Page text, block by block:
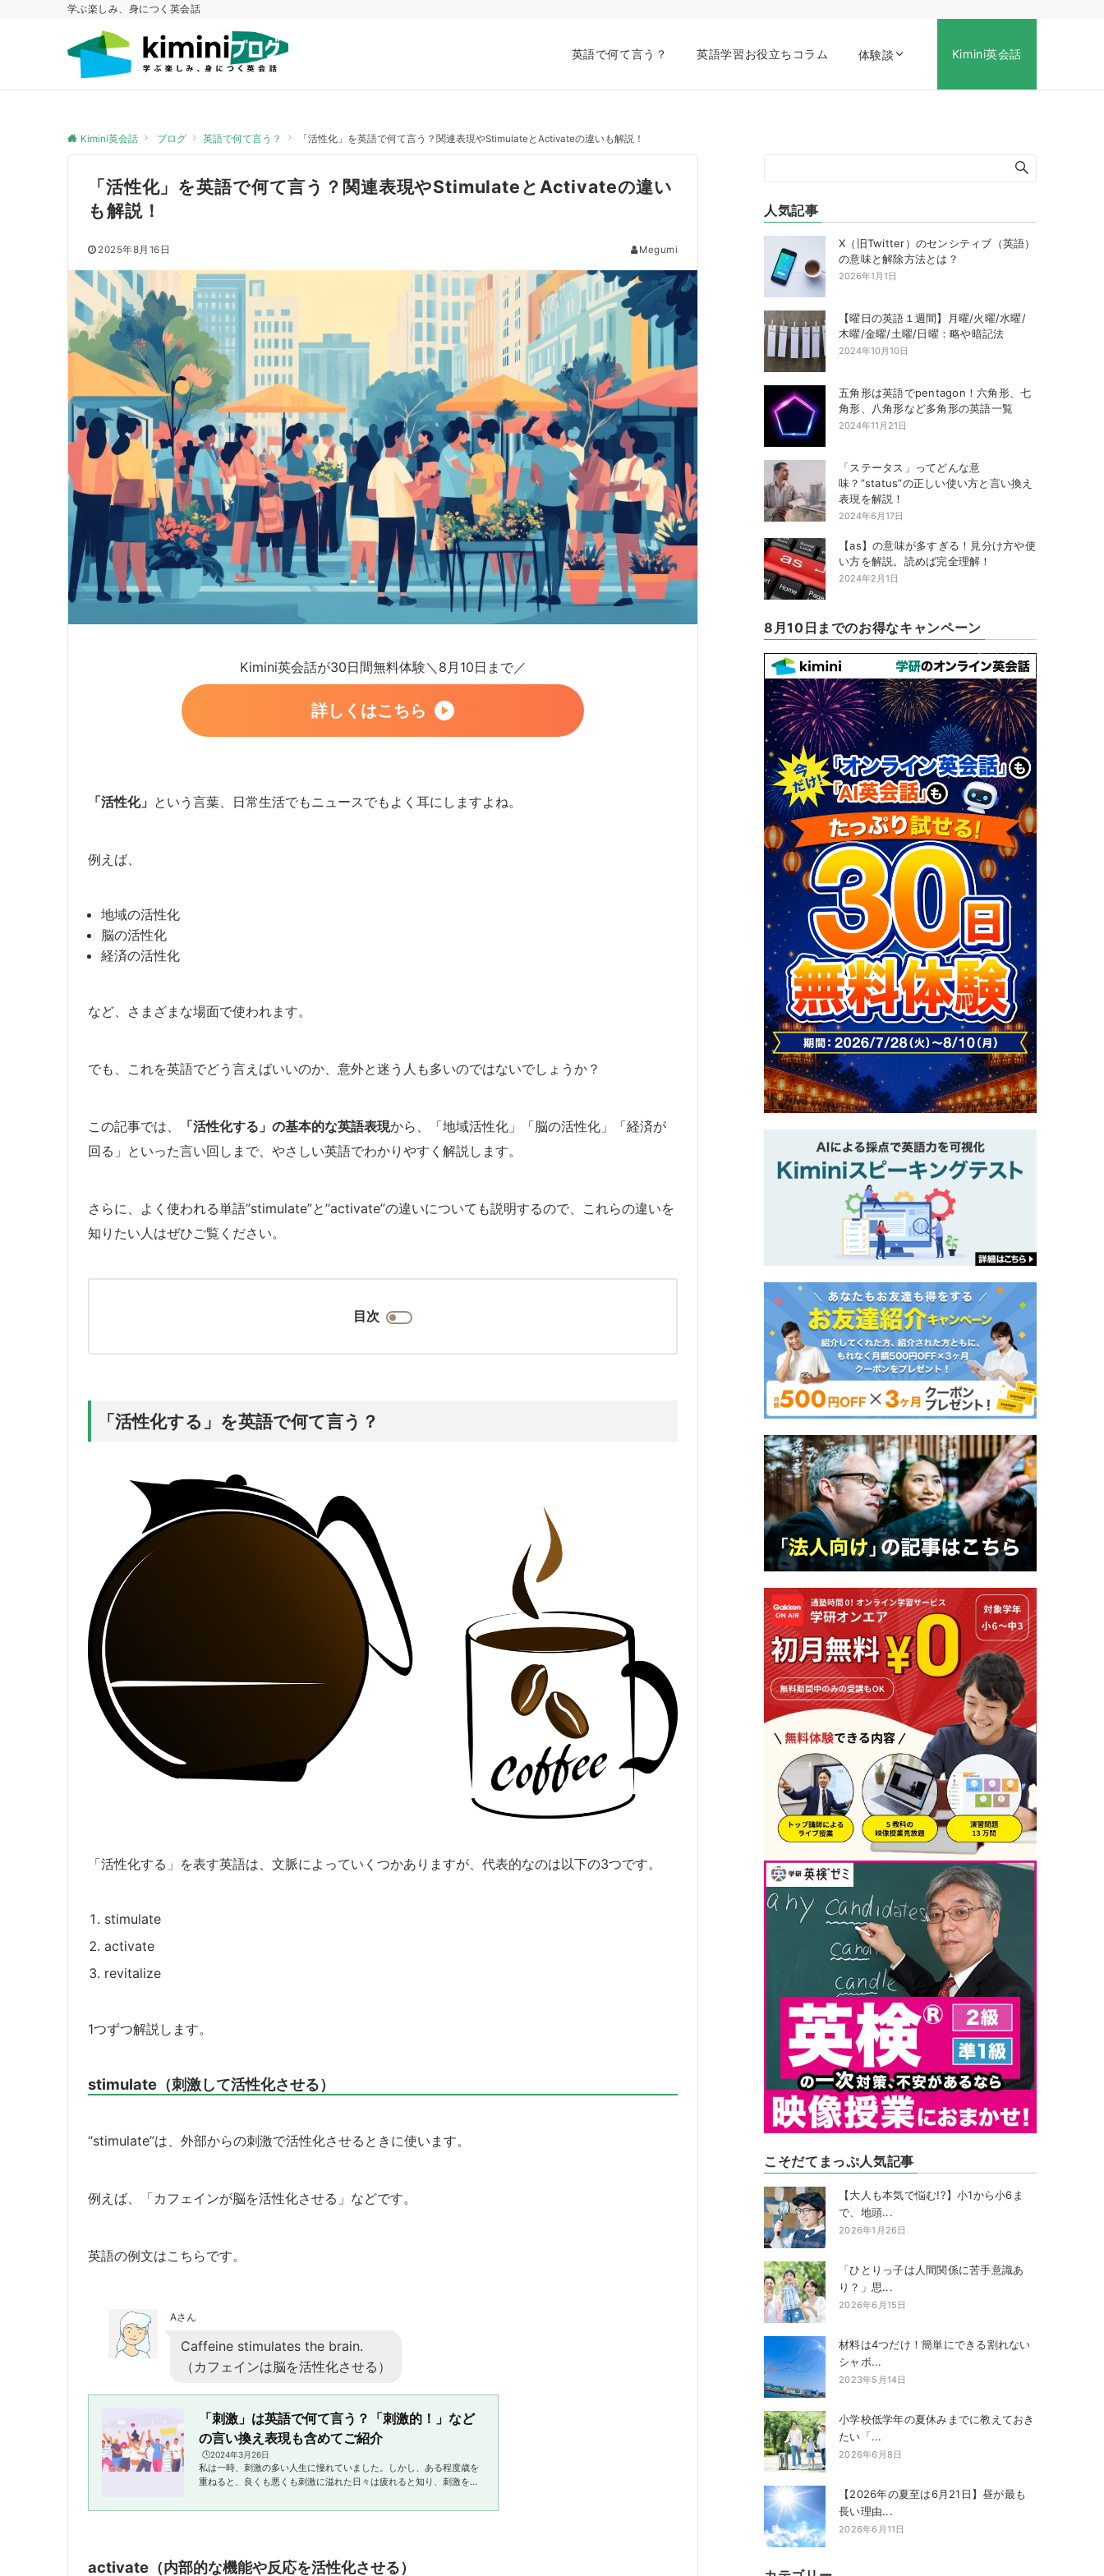
学ぶ楽しみ、身につく英会話
英語で何て言う？ 英語学習お役立ちコラム 体験談 Kimini英会話
Kimini英会話 ブログ 英語で何て言う？ 「活性化」を英語で何て言う？関連表現やStimulateとActivateの違いも解説！
「活性化」を英語で何て言う？関連表現やStimulateとActivateの違い
も解説！
2025年8月16日 Megumi
Kimini英会話が30日間無料体験＼8月10日まで／
詳しくはこちら
「活性化」 という言葉、日常生活でもニュースでもよく耳にしますよね。
例えば、
地域の活性化
脳の活性化
経済の活性化
など、さまざまな場面で使われます。
でも、これを英語でどう言えばいいのか、意外と迷う人も多いのではないでしょうか？
この記事では、 「活性化する」の基本的な英語表現から、「地域活性化」「脳の活性化」「経済が
回る」といった言い回しまで、やさしい英語でわかりやすく解説します。
さらに、よく使われる単語”stimulate”と”activate”の違いについても説明するので、これらの違いを
知りたい人はぜひご覧ください。
目次
「活性化する」を英語で何て言う？
「活性化する」を表す英語は、文脈によっていくつかありますが、代表的なのは以下の3つです。
stimulate
activate
revitalize
1つずつ解説します。
stimulate（刺激して活性化させる）
“stimulate”は、外部からの刺激で活性化させるときに使います。
例えば、「カフェインが脳を活性化させる」などです。
英語の例文はこちらです。
Aさん
Caffeine stimulates the brain.
（カフェインは脳を活性化させる）
「刺激」は英語で何て言う？「刺激的！」など
の言い換え表現も含めてご紹介
🕒️2024年3月26日
私は一時、刺激の多い人生に憧れていました。しかし、ある程度歳を
重ねると、良くも悪くも刺激に溢れた日々は疲れると知り、刺激を抑
てもいけない、そんな風に思う今日この頃で...
activate（内部的な機能や反応を活性化させる）
人気記事
X（旧Twitter）のセンシティブ（英語）
の意味と解除方法とは？
2026年1月1日
【曜日の英語１週間】月曜/火曜/水曜/
木曜/金曜/土曜/日曜：略や暗記法
2024年10月10日
五角形は英語でpentagon！六角形、七
角形、八角形など多角形の英語一覧
2024年11月21日
「ステータス」ってどんな意
味？”status”の正しい使い方と言い換え
表現を解説！
2024年6月17日
【as】の意味が多すぎる！見分け方や使
い方を解説。読めば完全理解！
2024年2月1日
8月10日までのお得なキャンペーン
こそだてまっぷ人気記事
【大人も本気で悩む!?】小1から小6ま
で、地頭...
2026年1月26日
「ひとりっ子は人間関係に苦手意識あ
り？」思...
2026年6月15日
材料は4つだけ！簡単にできる割れない
シャボ...
2023年5月14日
小学校低学年の夏休みまでに教えておき
たい「...
2026年6月8日
【2026年の夏至は6月21日】昼が最も
長い理由...
2026年6月11日